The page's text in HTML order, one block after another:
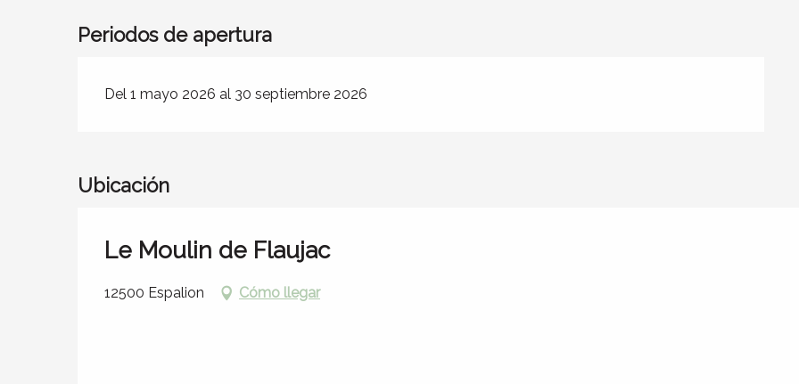
Periodos de apertura
Del 1 mayo 2026 al 30 septiembre 2026
Ubicación
Le Moulin de Flaujac
12500 Espalion Cómo llegar